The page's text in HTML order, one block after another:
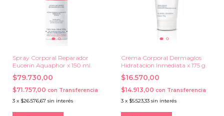
Spray Corporal Reparador
Eucerin Aquaphor x 150 ml.
$79.730,00
$71.757,00 con Transferencia
3 x $26.576,67 sin interés
Crema Corporal Dermaglos
Hidratacion Inmediata x 175 g.
$16.570,00
$14.913,00 con Transferencia
3 x $5.523,33 sin interés